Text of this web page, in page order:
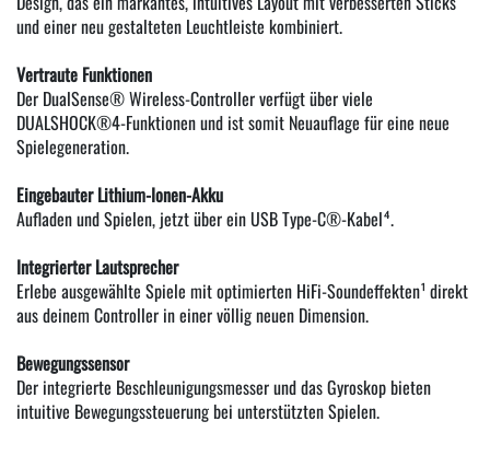
und einer neu gestalteten Leuchtleiste kombiniert.
Vertraute Funktionen
Der DualSense® Wireless-Controller verfügt über viele
DUALSHOCK®4-Funktionen und ist somit Neuauflage für eine neue
Spielegeneration.
Eingebauter Lithium-Ionen-Akku
Aufladen und Spielen, jetzt über ein USB Type-C®-Kabel⁴.
Integrierter Lautsprecher
Erlebe ausgewählte Spiele mit optimierten HiFi-Soundeffekten¹ direkt
aus deinem Controller in einer völlig neuen Dimension.
Bewegungssensor
Der integrierte Beschleunigungsmesser und das Gyroskop bieten
intuitive Bewegungssteuerung bei unterstützten Spielen.